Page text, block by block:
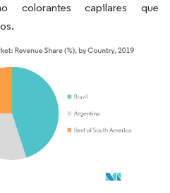
colorantes capilares que